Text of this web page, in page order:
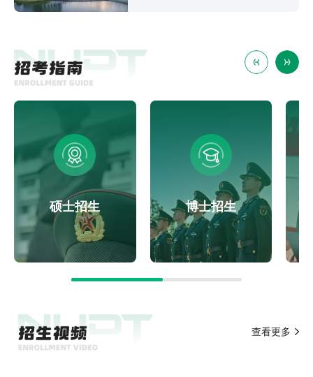
硕士招生 博士招生
查看更多